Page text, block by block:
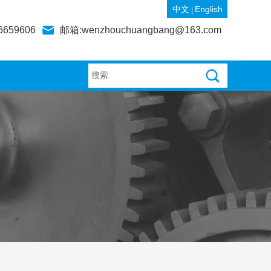
邮箱:wenzhouchuangbang@163.com
中文 English